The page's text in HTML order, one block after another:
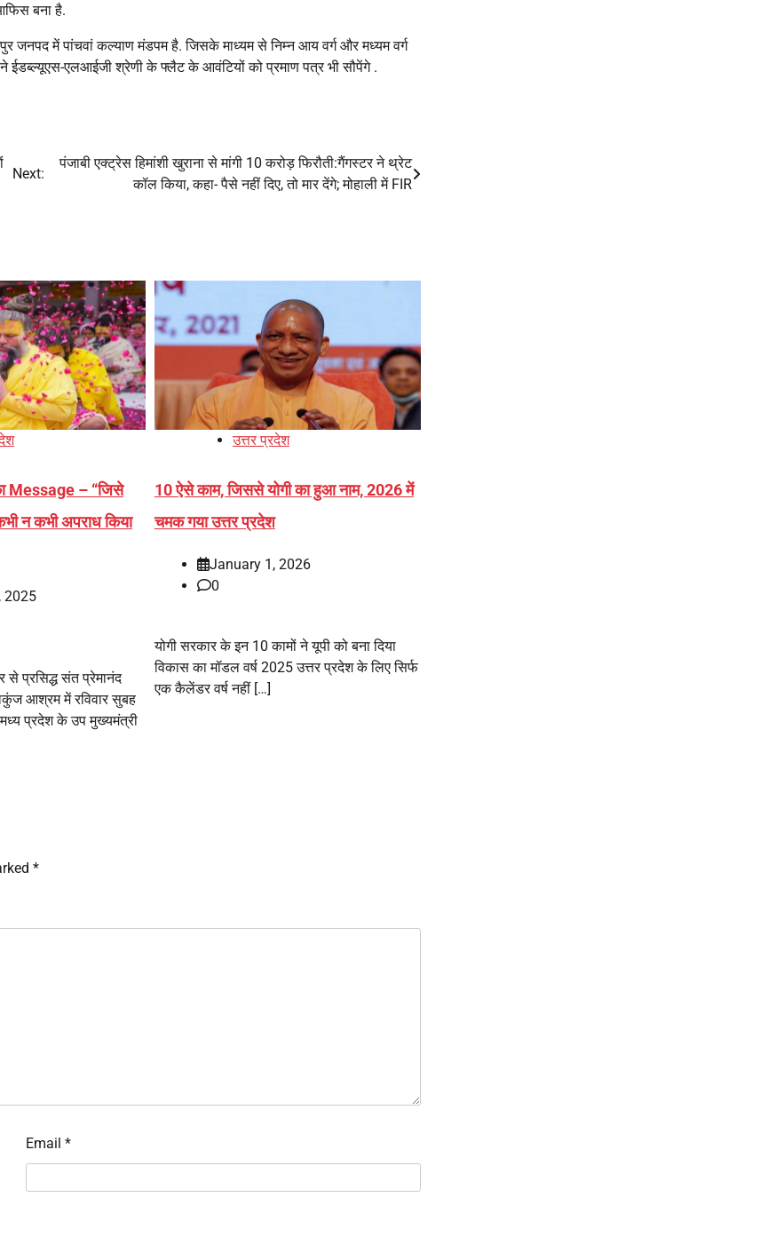
बना है.
जनपद में पांचवां कल्याण मंडपम है. जिसके माध्यम से निम्न आय वर्ग और मध्यम वर्ग
बने ईडब्ल्यूएस-एलआईजी श्रेणी के फ्लैट के आवंटियों को प्रमाण पत्र भी सौपेंगे .
Next:
पंजाबी एक्ट्रेस हिमांशी खुराना से मांगी 10 करोड़ फिरौती:गैंगस्टर ने थ्रेट
कॉल किया, कहा- पैसे नहीं दिए, तो मार देंगे; मोहाली में FIR
Message – “जिसे
न कभी अपराध किया
2025
से प्रसिद्ध संत प्रेमानंद
आश्रम में रविवार सुबह
प्रदेश के उप मुख्यमंत्री
उत्तर प्रदेश
10 ऐसे काम, जिससे योगी का हुआ नाम, 2026 में
चमक गया उत्तर प्रदेश
January 1, 2026
0
योगी सरकार के इन 10 कामों ने यूपी को बना दिया
विकास का मॉडल वर्ष 2025 उत्तर प्रदेश के लिए सिर्फ
एक कैलेंडर वर्ष नहीं […]
*
Email *